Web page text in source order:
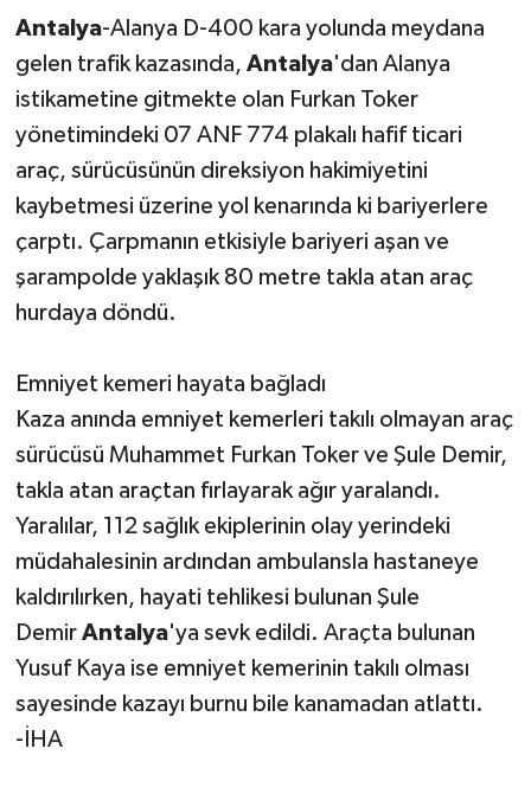
Antalya-Alanya D-400 kara yolunda meydana
gelen trafik kazasında, Antalya'dan Alanya
istikametine gitmekte olan Furkan Toker
yönetimindeki 07 ANF 774 plakalı hafif ticari
araç, sürücüsünün direksiyon hakimiyetini
kaybetmesi üzerine yol kenarında ki bariyerlere
çarptı. Çarpmanın etkisiyle bariyeri aşan ve
şarampolde yaklaşık 80 metre takla atan araç
hurdaya döndü.
Emniyet kemeri hayata bağladı
Kaza anında emniyet kemerleri takılı olmayan araç
sürücüsü Muhammet Furkan Toker ve Şule Demir,
takla atan araçtan fırlayarak ağır yaralandı.
Yaralılar, 112 sağlık ekiplerinin olay yerindeki
müdahalesinin ardından ambulansla hastaneye
kaldırılırken, hayati tehlikesi bulunan Şule
Demir Antalya'ya sevk edildi. Araçta bulunan
Yusuf Kaya ise emniyet kemerinin takılı olması
sayesinde kazayı burnu bile kanamadan atlattı.
-İHA